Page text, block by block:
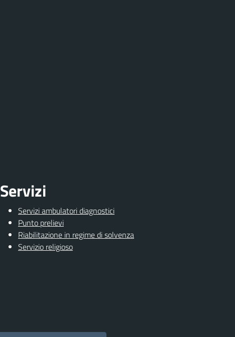
Servizi
Servizi ambulatori diagnostici
Punto prelievi
Riabilitazione in regime di solvenza
Servizio religioso